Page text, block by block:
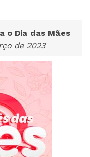
o Dia das Mães
de 2023